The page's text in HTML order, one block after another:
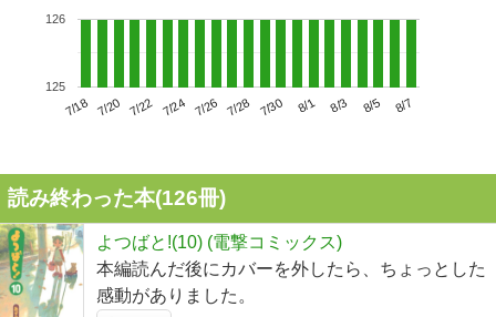
7/18 7/20 7/22 7/24 7/26 7/28 7/30 8/1 8/3 8/5 8/7
125
126
読み終わった本(126冊)
よつばと!(10) (電撃コミックス)
本編読んだ後にカバーを外したら、ちょっとした
感動がありました。